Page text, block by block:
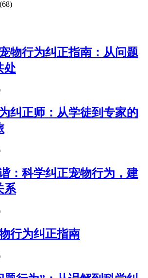
(68)
物行为纠正指南：从问题
处
纠正师：从学徒到专家的
：科学纠正宠物行为，建
系
行为纠正指南